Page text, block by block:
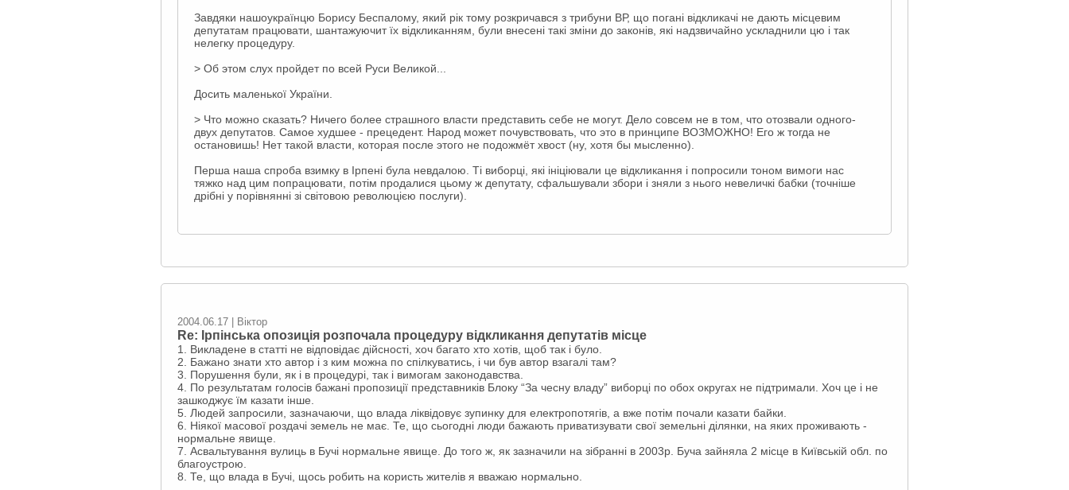
Завдяки нашоукраїнцю Борису Беспалому, який рік тому розкричався з трибуни ВР, що погані відкликачі не дають місцевим
депутатам працювати, шантажуючит їх відкликанням, були внесені такі зміни до законів, які надзвичайно ускладнили цю і так
нелегку процедуру.
> Об этом слух пройдет по всей Руси Великой...
Досить маленької України.
> Что можно сказать? Ничего более страшного власти представить себе не могут. Дело совсем не в том, что отозвали одного-
двух депутатов. Самое худшее - прецедент. Народ может почувствовать, что это в принципе ВОЗМОЖНО! Его ж тогда не
остановишь! Нет такой власти, которая после этого не подожмёт хвост (ну, хотя бы мысленно).
Перша наша спроба взимку в Ірпені була невдалою. Ті виборці, які ініціювали це відкликання і попросили тоном вимоги нас
тяжко над цим попрацювати, потім продалися цьому ж депутату, сфальшували збори і зняли з нього невеличкі бабки (точніше
дрібні у порівнянні зі світовою революцією послуги).
2004.06.17 | Віктор
Re: Ірпінська опозиція розпочала процедуру відкликання депутатів місце
1. Викладене в статті не відповідає дійсності, хоч багато хто хотів, щоб так і було.
2. Бажано знати хто автор і з ким можна по спілкуватись, і чи був автор взагалі там?
3. Порушення були, як і в процедурі, так і вимогам законодавства.
4. По результатам голосів бажані пропозиції представників Блоку “За чесну владу” виборці по обох округах не підтримали. Хоч це і не
зашкоджує їм казати інше.
5. Людей запросили, зазначаючи, що влада ліквідовує зупинку для електропотягів, а вже потім почали казати байки.
6. Ніякої масової роздачі земель не має. Те, що сьогодні люди бажають приватизувати свої земельні ділянки, на яких проживають -
нормальне явище.
7. Асвальтування вулиць в Бучі нормальне явище. До того ж, як зазначили на зібранні в 2003р. Буча зайняла 2 місце в Київській обл. по
благоустрою.
8. Те, що влада в Бучі, щось робить на користь жителів я вважаю нормально.